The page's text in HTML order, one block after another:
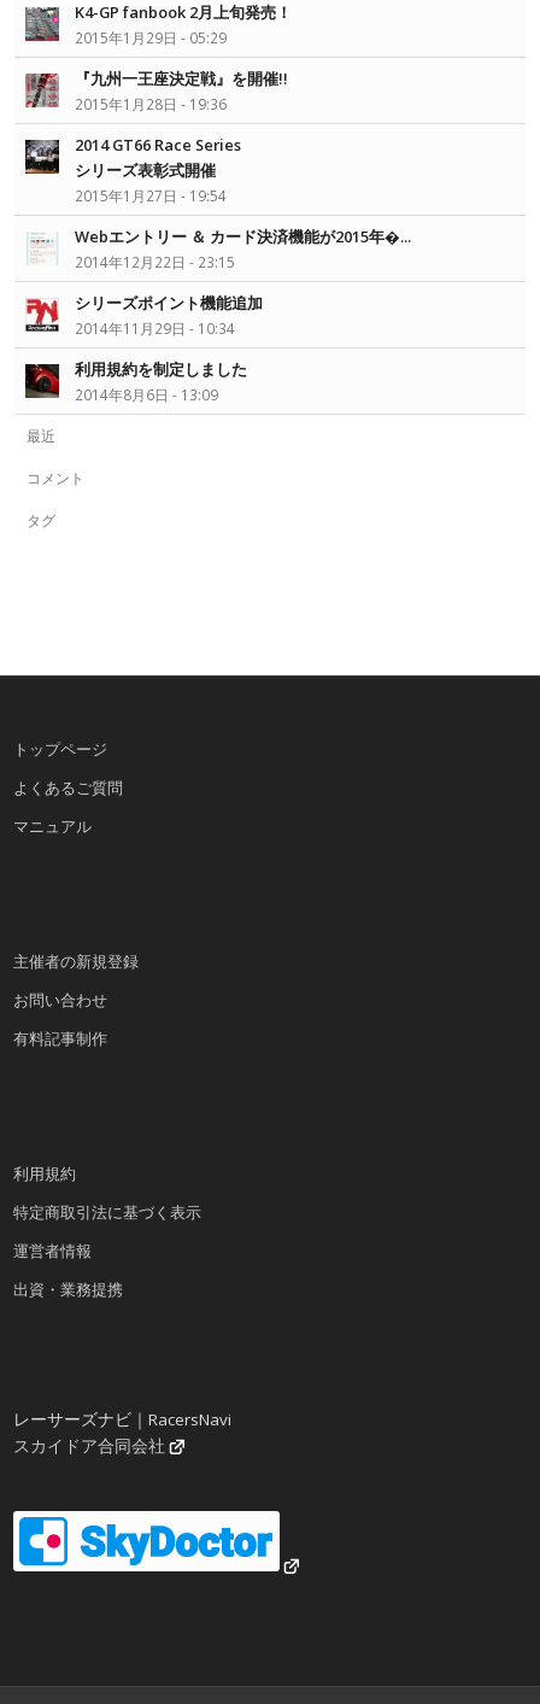
K4-GP fanbook 2月上旬発売！
2015年1月29日 - 05:29
『九州一王座決定戦』を開催!!
2015年1月28日 - 19:36
2014 GT66 Race Series
シリーズ表彰式開催
2015年1月27日 - 19:54
Webエントリー ＆ カード決済機能が2015年�...
2014年12月22日 - 23:15
シリーズポイント機能追加
2014年11月29日 - 10:34
利用規約を制定しました
2014年8月6日 - 13:09
最近
コメント
タグ
トップページ
よくあるご質問
マニュアル
主催者の新規登録
お問い合わせ
有料記事制作
利用規約
特定商取引法に基づく表示
運営者情報
出資・業務提携
レーサーズナビ｜RacersNavi
スカイドア合同会社